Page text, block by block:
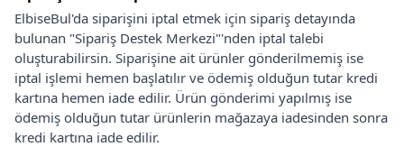
ElbiseBul'da siparişini iptal etmek için sipariş detayında
bulunan "Sipariş Destek Merkezi"'nden iptal talebi
oluşturabilirsin. Siparişine ait ürünler gönderilmemiş ise
iptal işlemi hemen başlatılır ve ödemiş olduğun tutar kredi
kartına hemen iade edilir. Ürün gönderimi yapılmış ise
ödemiş olduğun tutar ürünlerin mağazaya iadesinden sonra
kredi kartına iade edilir.